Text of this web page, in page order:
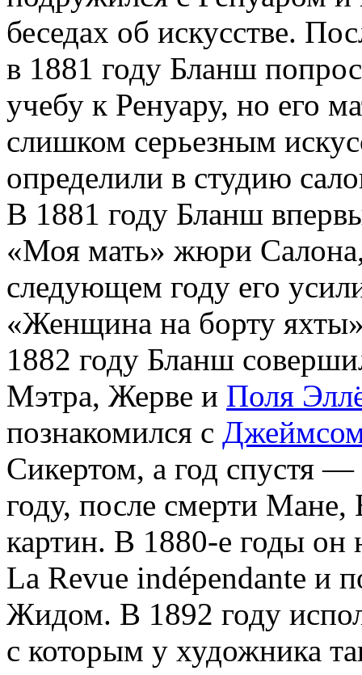
беседах об искусстве.
в 1881 году Бланш
учебу к Ренуару, но его
слишком серьезным
определили в студию
В 1881 году Бланш
«Моя мать» жюри
следующем году его
«Женщина на борту
1882 году Бланш
Мэтра, Жерве и Поля
познакомился с
Сикертом, а год спустя
году, после смерти Мане,
картин. В 1880-е годы он
La Revue indépendante и
Жидом. В 1892 году
с которым у художника